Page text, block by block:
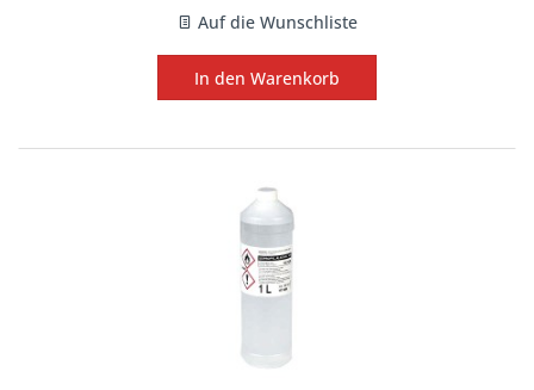
Auf die Wunschliste
In den Warenkorb